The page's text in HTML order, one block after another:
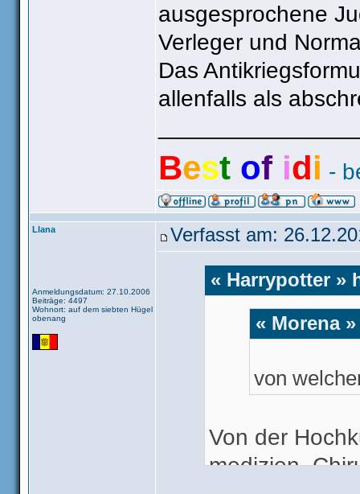
ausgesprochene
Verleger und
Das
allenfalls als
Best of idi -
Llana
Anmeldungsdatum: 27.10.2006
Beiträge: 4497
Wohnort: auf dem siebten Hügel
obenang
Verfasst am:
« Harrypotter »
« Morena
von
Von der
medizien,